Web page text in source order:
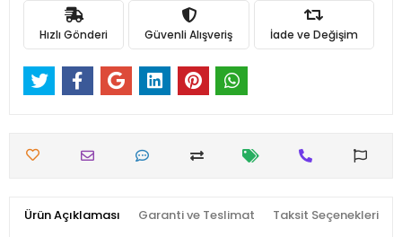
Hızlı Gönderi Güvenli Alışveriş İade ve Değişim
Ürün Açıklaması Garanti ve Teslimat Taksit Seçenekleri